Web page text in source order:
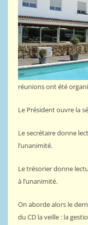
réunions ont été
Le Président ouvre la
Le secrétaire donne
l’unanimité.
Le trésorier donne
à l’unanimité.
On aborde alors le
du CD la veille : la